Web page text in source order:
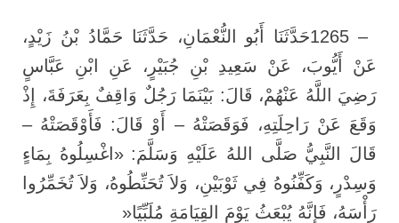
1265 –حَدَّثَنَا أَبُو النُّعْمَانِ، حَدَّثَنَا حَمَّادُ بْنُ زَيْدٍ،
عَنْ أَيُّوبَ، عَنْ سَعِيدِ بْنِ جُبَيْرٍ، عَنِ ابْنِ عَبَّاسٍ
رَضِيَ اللَّهُ عَنْهُمْ، قَالَ: بَيْنَمَا رَجُلٌ وَاقِفٌ بِعَرَفَةَ، إِذْ
وَقَعَ عَنْ رَاحِلَتِهِ، فَوَقَصَتْهُ – أَوْ قَالَ: فَأَوْقَصَتْهُ –
قَالَ النَّبِيُّ صَلَّى اللهُ عَلَيْهِ وَسَلَّمَ: «اغْسِلُوهُ بِمَاءٍ
وَسِدْرٍ، وَكَفِّنُوهُ فِي ثَوْبَيْنِ، وَلاَ تُحَنِّطُوهُ، وَلاَ تُخَمِّرُوا
رَأْسَهُ، فَإِنَّهُ يُبْعَثُ يَوْمَ القِيَامَةِ مُلَبِّيًا»